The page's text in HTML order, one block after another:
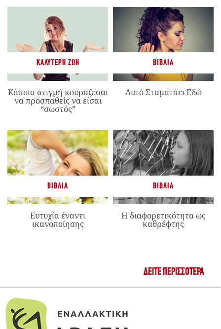
ΚΑΛΎΤΕΡΗ ΖΩΉ
Κάποια στιγμή κουράζεσαι
να προσπαθείς να είσαι
“σωστός”
ΒΙΒΛΊΑ
Αυτό Σταματάει Εδώ
ΒΙΒΛΊΑ
Ευτυχία έναντι
ικανοποίησης
ΒΙΒΛΊΑ
Η διαφορετικότητα ως
καθρέφτης
ΔΕΊΤΕ ΠΕΡΙΣΣΌΤΕΡΑ